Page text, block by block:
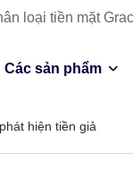
loại tiền mặt
Các sản phẩm
hiện tiền giả